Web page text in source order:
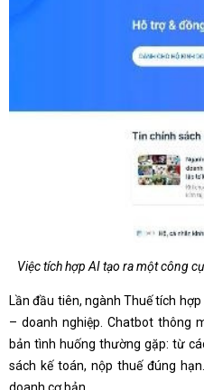
Việc tích hợp AI tạo ra một công
Lần đầu tiên, ngành Thuế tích
– doanh nghiệp. Chatbot thông
bản tình huống thường gặp: từ
sách kế toán, nộp thuế đúng